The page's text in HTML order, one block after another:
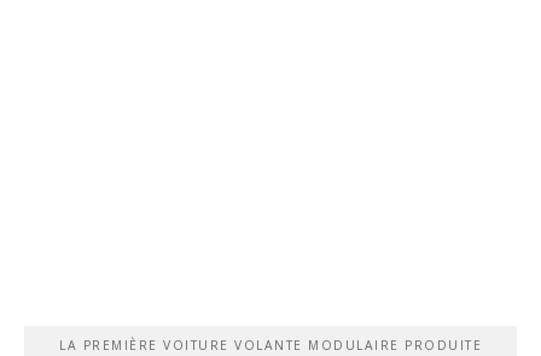
LA PREMIÈRE VOITURE VOLANTE MODULAIRE PRODUITE